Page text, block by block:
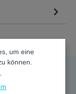
um eine
können.